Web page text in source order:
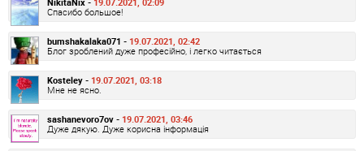
Спасибо большое!
bumshakalaka071 - 19.07.2021, 02:42
Блог зроблений дуже професійно, і легко читається
Kosteley - 19.07.2021, 03:18
Мне не ясно.
sashanevoro7ov - 19.07.2021, 03:46
Дуже дякую. Дуже корисна інформація